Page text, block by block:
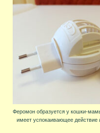
Феромон образуется у кошки-
имеет успокаивающее действие